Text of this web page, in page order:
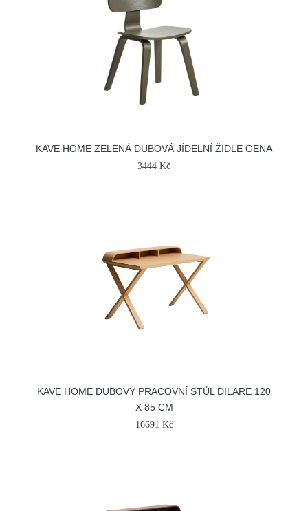
KAVE HOME ZELENÁ DUBOVÁ JÍDELNÍ ŽIDLE GENA
3444 Kč
KAVE HOME DUBOVÝ PRACOVNÍ STŮL DILARE 120
X 85 CM
16691 Kč